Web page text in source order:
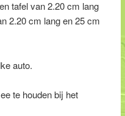
tafel van 2.20 cm lang
2.20 cm lang en 25 cm
auto.
te houden bij het